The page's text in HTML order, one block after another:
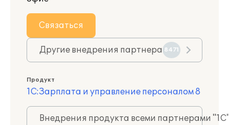
Связаться
Другие внедрения партнера 8471
Продукт
1С:Зарплата и управление персоналом 8
Внедрения продукта всеми партнерами